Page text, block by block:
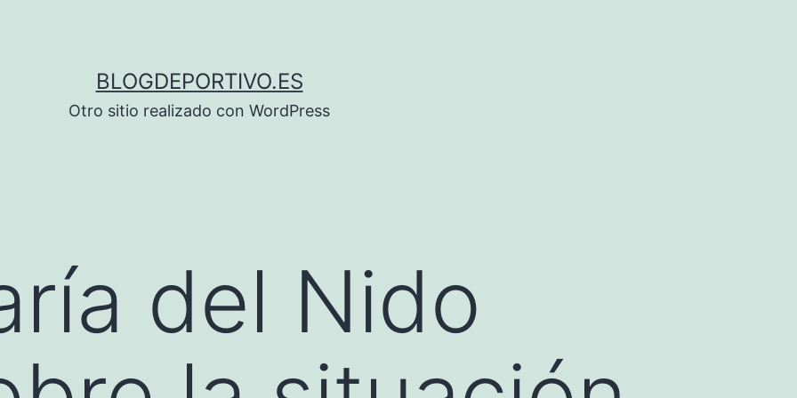
BLOGDEPORTIVO.ES
Otro sitio realizado con WordPress
del Nido